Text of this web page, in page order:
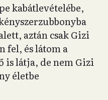
kabátlevételébe,
aztán csak Gizi
fel, és látom a
is látja, de nem Gizi
életbe